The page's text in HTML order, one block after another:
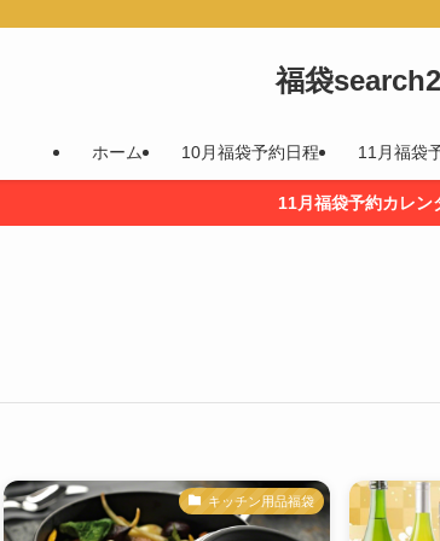
福袋
ホーム 10月福袋予約日程 11月福袋
11月福袋予約カレン
キッチン用品福袋